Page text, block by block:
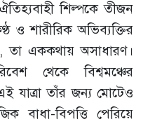
শিল্পকে তীজন
ও শারীরিক অভিব্যক্তির
তা এককথায় অসাধারণ।
থেকে বিশ্বমঞ্চের
যাত্রা তাঁর জন্য মোটেও
বাধা-বিপত্তি পেরিয়ে